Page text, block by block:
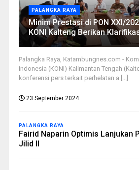
PALANGKA RAYA
Minim Prestasi di PON XXI/
KONI Kalteng Berikan
Palangka Raya, Katambungnes.com -
Indonesia (KONI) Kalimantan Tengah
konferensi pers terkait perhelatan a [...]
23 September 2024
PALANGKA RAYA
Fairid Naparin Optimis Lanjukan
Jilid II